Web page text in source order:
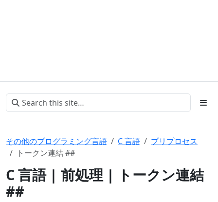
その他のプログラミング言語 C 言語
プリプロセス
トークン連結 ##
C 言語 | 前処理 | トークン連結
##